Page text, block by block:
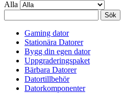
Alla
Sök
Gaming dator
Stationära Datorer
Bygg din egen dator
Uppgraderingspaket
Bärbara Datorer
Datortillbehör
Datorkomponenter